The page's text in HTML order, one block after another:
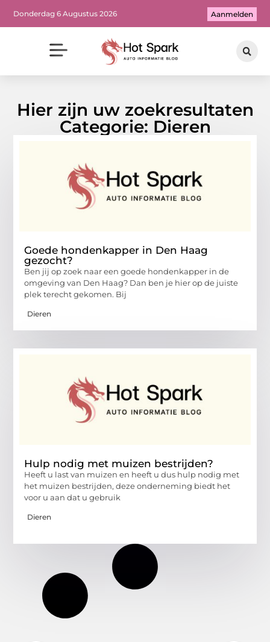
Donderdag 6 Augustus 2026 Aanmelden
Hier zijn uw zoekresultaten
Categorie: Dieren
Goede hondenkapper in Den Haag
gezocht?
Ben jij op zoek naar een goede hondenkapper in de
omgeving van Den Haag? Dan ben je hier op de juiste
plek terecht gekomen. Bij
Dieren
Hulp nodig met muizen bestrijden?
Heeft u last van muizen en heeft u dus hulp nodig met
het muizen bestrijden, deze onderneming biedt het
voor u aan dat u gebruik
Dieren